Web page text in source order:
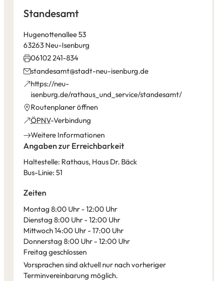
Standesamt
Hugenottenallee 53
63263 Neu-Isenburg
06102 241-834
standesamt stadt-neu-isenburg de
https://neu-
isenburg.de/rathaus_und_service/standesamt/
(Öffnet
in
einem
neuen
Tab)
Routenplaner öffnen
(Öffnet
in
neuen
Tab)
ÖPNV-Verbindung
(Öffnet
in
einem
neuen
Tab)
Weitere Informationen
Angaben zur Erreichbarkeit
Haltestelle: Rathaus, Haus Dr. Bäck
Bus-Linie: 51
Zeiten
Montag 8:00 Uhr - 12:00 Uhr
Dienstag 8:00 Uhr - 12:00 Uhr
Mittwoch 14:00 Uhr - 17:00 Uhr
Donnerstag 8:00 Uhr - 12:00 Uhr
Freitag geschlossen
Vorsprachen sind aktuell nur nach vorheriger
Terminvereinbarung möglich.